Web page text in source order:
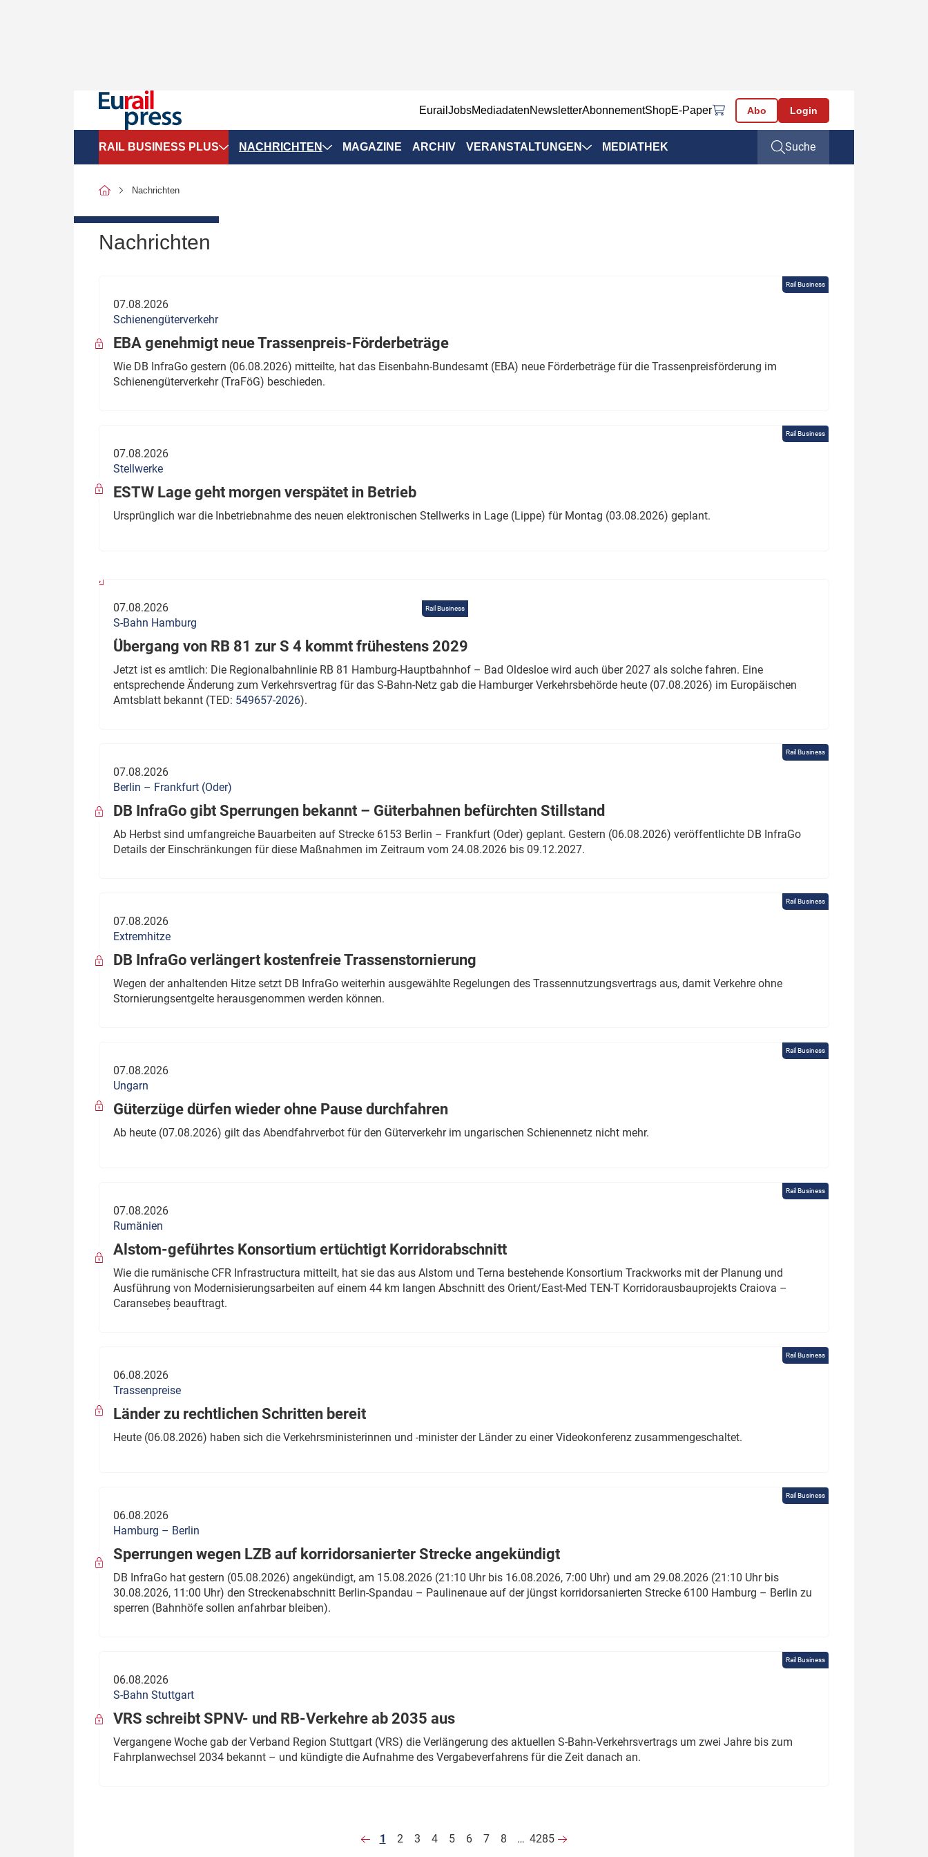
EurailJobsMediadatenNewsletterAbonnementShopE-Paper Abo Login
RAIL BUSINESS PLUS
SPNV-Marktdaten
Politik
Verbände: Wer spricht für
wen?
Thema des Monats
Dossier: Generalsanierung
Dossier: ETCS
NACHRICHTEN
Infrastruktur & Ausrüstung
ÖPNV
MAGAZINE ARCHIV VERANSTALTUNGEN MEDIATHEK Suche
Nachrichten
Nachrichten
Rail Business
07.08.2026
Schienengüterverkehr
EBA genehmigt neue Trassenpreis-Förderbeträge
Wie DB InfraGo gestern (06.08.2026) mitteilte, hat das Eisenbahn-Bundesamt (EBA) neue Förderbeträge für die Trassenpreisförderung im
Schienengüterverkehr (TraFöG) beschieden.
Rail Business
07.08.2026
Stellwerke
ESTW Lage geht morgen verspätet in Betrieb
Ursprünglich war die Inbetriebnahme des neuen elektronischen Stellwerks in Lage (Lippe) für Montag (03.08.2026) geplant.
Rail Business
07.08.2026
S-Bahn Hamburg
Übergang von RB 81 zur S 4 kommt frühestens 2029
Jetzt ist es amtlich: Die Regionalbahnlinie RB 81 Hamburg-Hauptbahnhof – Bad Oldesloe wird auch über 2027 als solche fahren. Eine
entsprechende Änderung zum Verkehrsvertrag für das S-Bahn-Netz gab die Hamburger Verkehrsbehörde heute (07.08.2026) im Europäischen
Amtsblatt bekannt (TED: 549657-2026).
Rail Business
07.08.2026
Berlin – Frankfurt (Oder)
DB InfraGo gibt Sperrungen bekannt – Güterbahnen befürchten Stillstand
Ab Herbst sind umfangreiche Bauarbeiten auf Strecke 6153 Berlin – Frankfurt (Oder) geplant. Gestern (06.08.2026) veröffentlichte DB InfraGo
Details der Einschränkungen für diese Maßnahmen im Zeitraum vom 24.08.2026 bis 09.12.2027.
Rail Business
07.08.2026
Extremhitze
DB InfraGo verlängert kostenfreie Trassenstornierung
Wegen der anhaltenden Hitze setzt DB InfraGo weiterhin ausgewählte Regelungen des Trassennutzungsvertrags aus, damit Verkehre ohne
Stornierungsentgelte herausgenommen werden können.
Rail Business
07.08.2026
Ungarn
Güterzüge dürfen wieder ohne Pause durchfahren
Ab heute (07.08.2026) gilt das Abendfahrverbot für den Güterverkehr im ungarischen Schienennetz nicht mehr.
Rail Business
07.08.2026
Rumänien
Alstom-geführtes Konsortium ertüchtigt Korridorabschnitt
Wie die rumänische CFR Infrastructura mitteilt, hat sie das aus Alstom und Terna bestehende Konsortium Trackworks mit der Planung und
Ausführung von Modernisierungsarbeiten auf einem 44 km langen Abschnitt des Orient/East-Med TEN-T Korridorausbauprojekts Craiova –
Caransebeș beauftragt.
Rail Business
06.08.2026
Trassenpreise
Länder zu rechtlichen Schritten bereit
Heute (06.08.2026) haben sich die Verkehrsministerinnen und -minister der Länder zu einer Videokonferenz zusammengeschaltet.
Rail Business
06.08.2026
Hamburg – Berlin
Sperrungen wegen LZB auf korridorsanierter Strecke angekündigt
DB InfraGo hat gestern (05.08.2026) angekündigt, am 15.08.2026 (21:10 Uhr bis 16.08.2026, 7:00 Uhr) und am 29.08.2026 (21:10 Uhr bis
30.08.2026, 11:00 Uhr) den Streckenabschnitt Berlin-Spandau – Paulinenaue auf der jüngst korridorsanierten Strecke 6100 Hamburg – Berlin zu
sperren (Bahnhöfe sollen anfahrbar bleiben).
Rail Business
06.08.2026
S-Bahn Stuttgart
VRS schreibt SPNV- und RB-Verkehre ab 2035 aus
Vergangene Woche gab der Verband Region Stuttgart (VRS) die Verlängerung des aktuellen S-Bahn-Verkehrsvertrags um zwei Jahre bis zum
Fahrplanwechsel 2034 bekannt – und kündigte die Aufnahme des Vergabeverfahrens für die Zeit danach an.
1 2 3 4 5 6 7 8 … 4285